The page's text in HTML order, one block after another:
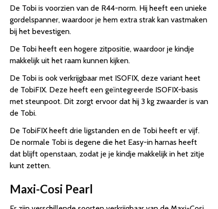
De Tobi is voorzien van de R44-norm. Hij heeft een unieke
gordelspanner, waardoor je hem extra strak kan vastmaken
bij het bevestigen.
De Tobi heeft een hogere zitpositie, waardoor je kindje
makkelijk uit het raam kunnen kijken.
De Tobi is ook verkrijgbaar met ISOFIX, deze variant heet
de TobiFIX. Deze heeft een geïntegreerde ISOFIX-basis
met steunpoot. Dit zorgt ervoor dat hij 3 kg zwaarder is van
de Tobi.
De TobiFIX heeft drie ligstanden en de Tobi heeft er vijf.
De normale Tobi is degene die het Easy-in harnas heeft
dat blijft openstaan, zodat je je kindje makkelijk in het zitje
kunt zetten.
Maxi-Cosi Pearl